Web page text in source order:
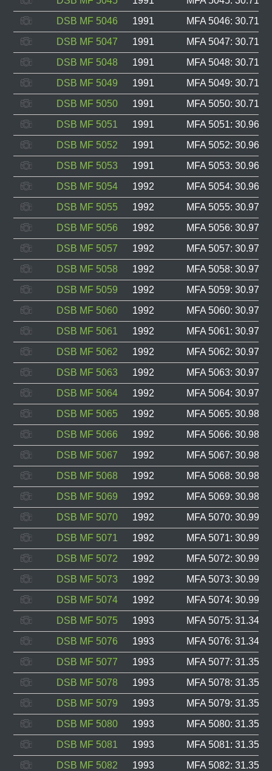
DSB MF 5046
1991
MFA 5046:
DSB MF 5047
1991
MFA 5047:
DSB MF 5048
1991
MFA 5048:
DSB MF 5049
1991
MFA 5049:
DSB MF 5050
1991
MFA 5050:
DSB MF 5051
1991
MFA 5051:
DSB MF 5052
1991
MFA 5052:
DSB MF 5053
1991
MFA 5053:
DSB MF 5054
1992
MFA 5054:
DSB MF 5055
1992
MFA 5055:
DSB MF 5056
1992
MFA 5056:
DSB MF 5057
1992
MFA 5057:
DSB MF 5058
1992
MFA 5058:
DSB MF 5059
1992
MFA 5059:
DSB MF 5060
1992
MFA 5060:
DSB MF 5061
1992
MFA 5061:
DSB MF 5062
1992
MFA 5062:
DSB MF 5063
1992
MFA 5063:
DSB MF 5064
1992
MFA 5064:
DSB MF 5065
1992
MFA 5065:
DSB MF 5066
1992
MFA 5066:
DSB MF 5067
1992
MFA 5067:
DSB MF 5068
1992
MFA 5068:
DSB MF 5069
1992
MFA 5069:
DSB MF 5070
1992
MFA 5070:
DSB MF 5071
1992
MFA 5071:
DSB MF 5072
1992
MFA 5072:
DSB MF 5073
1992
MFA 5073:
DSB MF 5074
1992
MFA 5074:
DSB MF 5075
1993
MFA 5075:
DSB MF 5076
1993
MFA 5076:
DSB MF 5077
1993
MFA 5077:
DSB MF 5078
1993
MFA 5078:
DSB MF 5079
1993
MFA 5079:
DSB MF 5080
1993
MFA 5080:
DSB MF 5081
1993
MFA 5081:
DSB MF 5082
1993
MFA 5082: